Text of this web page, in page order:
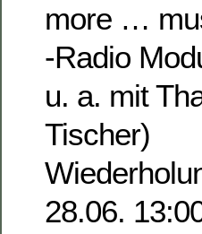
more …
-Radio
u. a. mit
Tischer)
28.06.